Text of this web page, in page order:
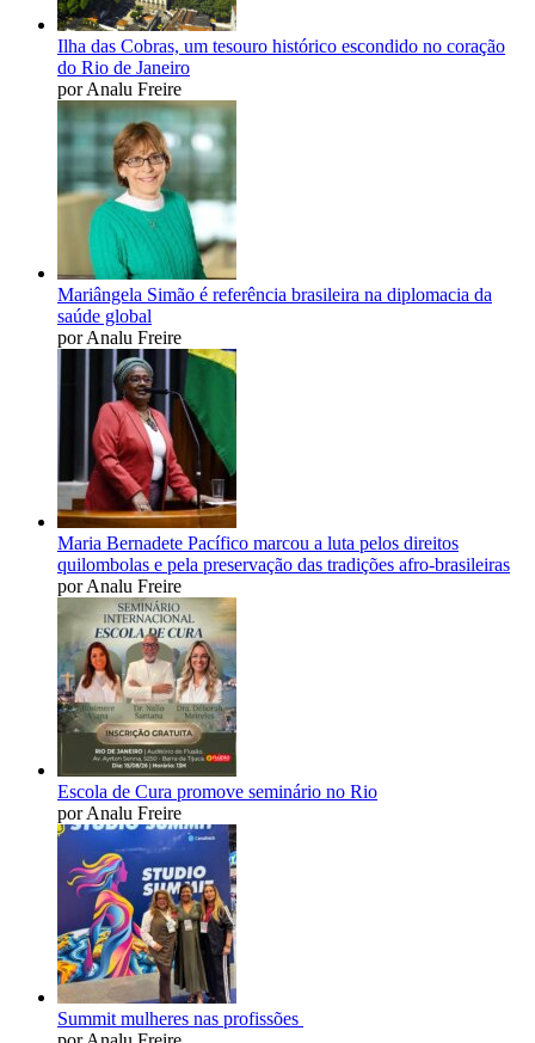
Ilha das Cobras, um tesouro histórico escondido no coração
do Rio de Janeiro
por Analu Freire
Mariângela Simão é referência brasileira na diplomacia da
saúde global
por Analu Freire
Maria Bernadete Pacífico marcou a luta pelos direitos
quilombolas e pela preservação das tradições afro-brasileiras
por Analu Freire
Escola de Cura promove seminário no Rio
por Analu Freire
Summit mulheres nas profissões